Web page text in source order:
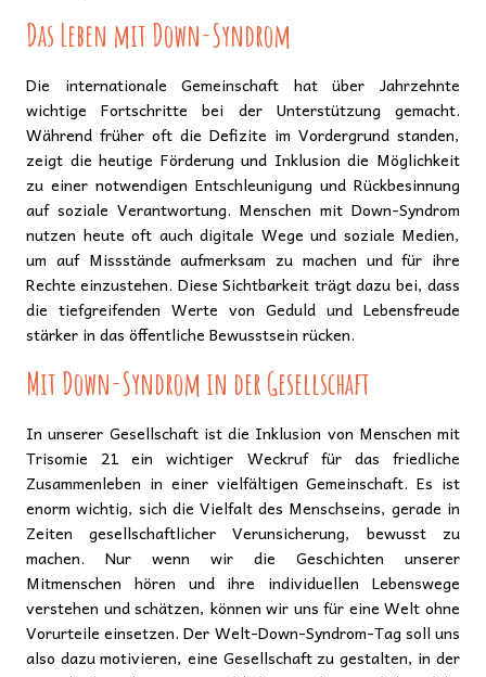
Das Leben mit Down-Syndrom
Die internationale Gemeinschaft hat über Jahrzehnte
wichtige Fortschritte bei der Unterstützung gemacht.
Während früher oft die Defizite im Vordergrund standen,
zeigt die heutige Förderung und Inklusion die Möglichkeit
zu einer notwendigen Entschleunigung und Rückbesinnung
auf soziale Verantwortung. Menschen mit Down-Syndrom
nutzen heute oft auch digitale Wege und soziale Medien,
um auf Missstände aufmerksam zu machen und für ihre
Rechte einzustehen. Diese Sichtbarkeit trägt dazu bei, dass
die tiefgreifenden Werte von Geduld und Lebensfreude
stärker in das öffentliche Bewusstsein rücken.
Mit Down-Syndrom in der Gesellschaft
In unserer Gesellschaft ist die Inklusion von Menschen mit
Trisomie 21 ein wichtiger Weckruf für das friedliche
Zusammenleben in einer vielfältigen Gemeinschaft. Es ist
enorm wichtig, sich die Vielfalt des Menschseins, gerade in
Zeiten gesellschaftlicher Verunsicherung, bewusst zu
machen. Nur wenn wir die Geschichten unserer
Mitmenschen hören und ihre individuellen Lebenswege
verstehen und schätzen, können wir uns für eine Welt ohne
Vorurteile einsetzen. Der Welt-Down-Syndrom-Tag soll uns
also dazu motivieren, eine Gesellschaft zu gestalten, in der